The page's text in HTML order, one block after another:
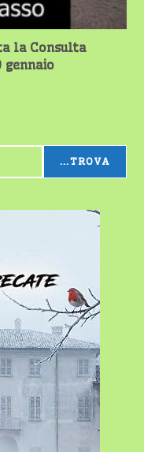
la Consulta
...TROVA